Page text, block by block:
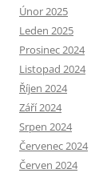
Únor 2025
Leden 2025
Prosinec 2024
Listopad 2024
Říjen 2024
Září 2024
Srpen 2024
Červenec 2024
Červen 2024